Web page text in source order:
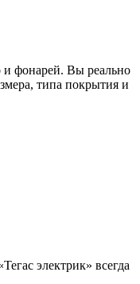
и фонарей. Вы реально
типа покрытия и
электрик» всегда